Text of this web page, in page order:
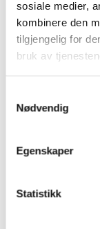
sosiale medier,
kombinere den
tilgjengelig for
bruk av
Nødvendig
Egenskaper
Statistikk
Tønsberg
Bygger nytt